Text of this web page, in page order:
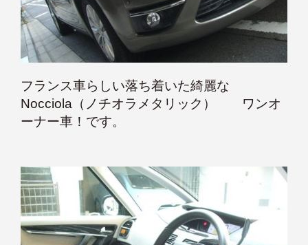
フランス車らしい落ち着いた綺麗な
Nocciola（ノチオラメタリック） ワンオ
ーナー車！です。